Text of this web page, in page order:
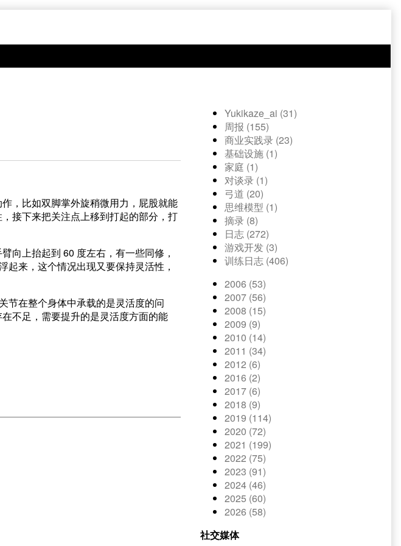
，比如双脚掌外旋稍微用力，屁股就能
接下来把关注点上移到打起的部分，打
向上抬起到 60 度左右，有一些同修，
来，这个情况出现又要保持灵活性，
节在整个身体中承载的是灵活度的问
不足，需要提升的是灵活度方面的能
Yukikaze_ai (31)
周报 (155)
商业实践录 (23)
基础设施 (1)
家庭 (1)
对谈录 (1)
弓道 (20)
思维模型 (1)
摘录 (8)
日志 (272)
游戏开发 (3)
训练日志 (406)
2006 (53)
2007 (56)
2008 (15)
2009 (9)
2010 (14)
2011 (34)
2012 (6)
2016 (2)
2017 (6)
2018 (9)
2019 (114)
2020 (72)
2021 (199)
2022 (75)
2023 (91)
2024 (46)
2025 (60)
2026 (58)
社交媒体